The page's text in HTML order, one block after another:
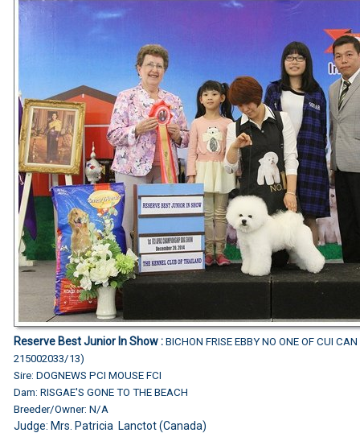
Reserve Best Junior In Show : BICHON FRISE EBBY NO ONE OF CUI
215002033/13)
Sire: DOGNEWS PCI MOUSE FCI
Dam: RISGAE'S GONE TO THE BEACH
Breeder/Owner: N/A
Judge: Mrs. Patricia Lanctot (Canada)